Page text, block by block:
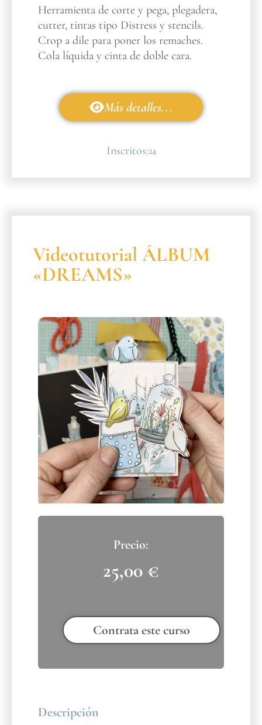
Herramienta de corte y pega, plegadera,
cutter, tintas tipo Distress y stencils.
Crop a dile para poner los remaches.
Cola líquida y cinta de doble cara.
Más detalles...
Inscritos:24
Videotutorial ÁLBUM
«DREAMS»
25,00 €
Contrata este curso
Descripción